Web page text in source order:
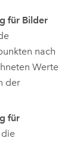
für Bilder
nach
Werte
der
für
die